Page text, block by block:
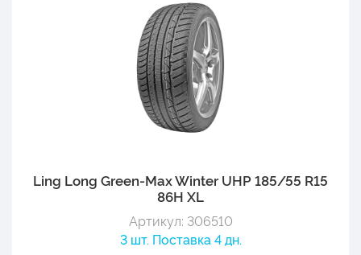
Ling Long Green-Max Winter UHP 185/55 R15
86H XL
Артикул: 306510
3 шт. Поставка 4 дн.